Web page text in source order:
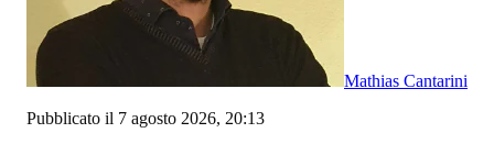
Mathias Cantarini
Pubblicato il 7 agosto 2026, 20:13